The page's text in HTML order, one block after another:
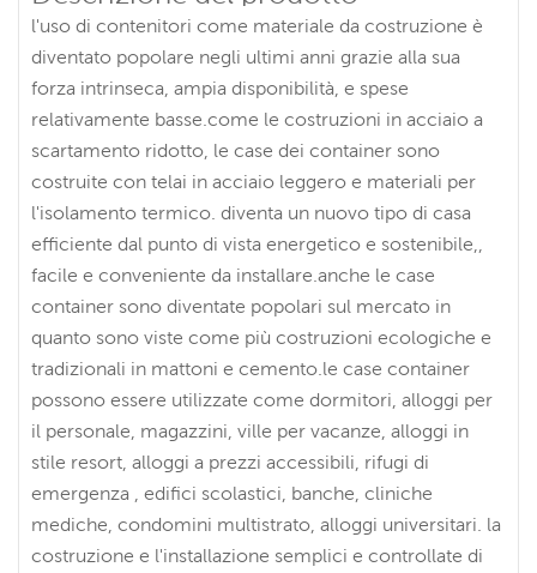
l'uso di contenitori come materiale da costruzione è
diventato popolare negli ultimi anni grazie alla sua
forza intrinseca, ampia disponibilità, e spese
relativamente basse.come le costruzioni in acciaio a
scartamento ridotto, le case dei container sono
costruite con telai in acciaio leggero e materiali per
l'isolamento termico. diventa un nuovo tipo di casa
efficiente dal punto di vista energetico e sostenibile,,
facile e conveniente da installare.anche le case
container sono diventate popolari sul mercato in
quanto sono viste come più costruzioni ecologiche e
tradizionali in mattoni e cemento.le case container
possono essere utilizzate come dormitori, alloggi per
il personale, magazzini, ville per vacanze, alloggi in
stile resort, alloggi a prezzi accessibili, rifugi di
emergenza , edifici scolastici, banche, cliniche
mediche, condomini multistrato, alloggi universitari. la
costruzione e l'installazione semplici e controllate di